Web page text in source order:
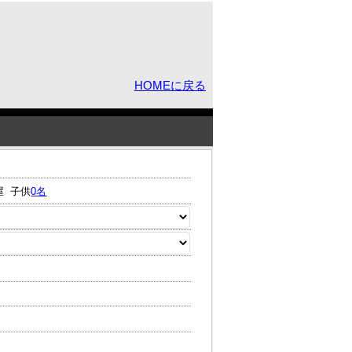
HOMEに戻る
子供0名